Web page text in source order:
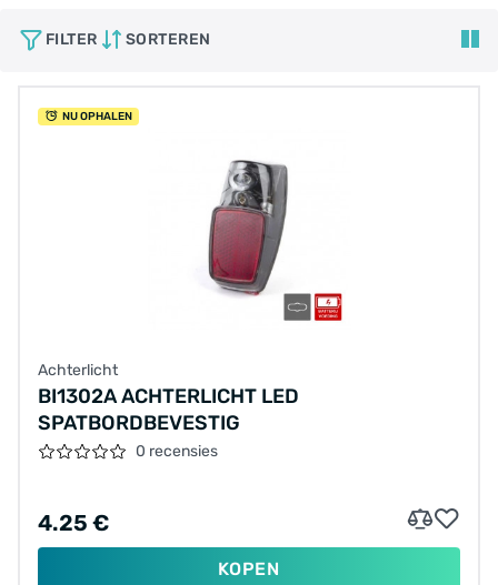
FILTER SORTEREN
NU OPHALEN
Achterlicht
BI1302A ACHTERLICHT LED
SPATBORDBEVESTIG
0 recensies
4.25 €
KOPEN